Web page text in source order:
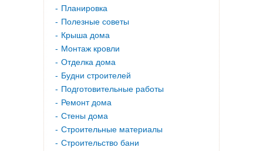
Планировка
Полезные советы
Крыша дома
Монтаж кровли
Отделка дома
Будни строителей
Подготовительные работы
Ремонт дома
Стены дома
Строительные материалы
Строительство бани